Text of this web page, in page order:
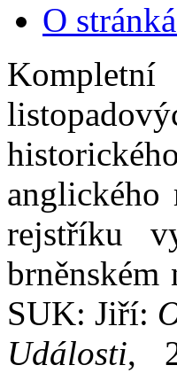
O
anglického
rejstříku
SUK: Jiří:
Události,